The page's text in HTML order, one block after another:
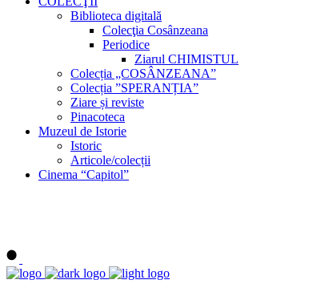
Biblioteca digitală
Colecţia Cosânzeana
Periodice
Ziarul CHIMISTUL
Colecția „COSÂNZEANA”
Colecția ”SPERANȚIA”
Ziare și reviste
Pinacoteca
Muzeul de Istorie
Istoric
Articole/colecții
Cinema “Capitol”